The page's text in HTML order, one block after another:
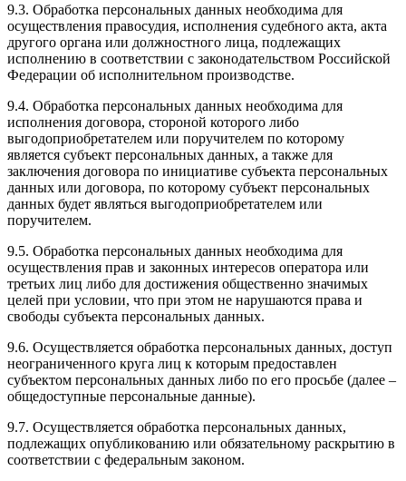
9.3. Обработка персональных данных необходима для
осуществления правосудия, исполнения судебного акта, акта
другого органа или должностного лица, подлежащих
исполнению в соответствии с законодательством Российской
Федерации об исполнительном производстве.
9.4. Обработка персональных данных необходима для
исполнения договора, стороной которого либо
выгодоприобретателем или поручителем по которому
является субъект персональных данных, а также для
заключения договора по инициативе субъекта персональных
данных или договора, по которому субъект персональных
данных будет являться выгодоприобретателем или
поручителем.
9.5. Обработка персональных данных необходима для
осуществления прав и законных интересов оператора или
третьих лиц либо для достижения общественно значимых
целей при условии, что при этом не нарушаются права и
свободы субъекта персональных данных.
9.6. Осуществляется обработка персональных данных, доступ
неограниченного круга лиц к которым предоставлен
субъектом персональных данных либо по его просьбе (далее –
общедоступные персональные данные).
9.7. Осуществляется обработка персональных данных,
подлежащих опубликованию или обязательному раскрытию в
соответствии с федеральным законом.